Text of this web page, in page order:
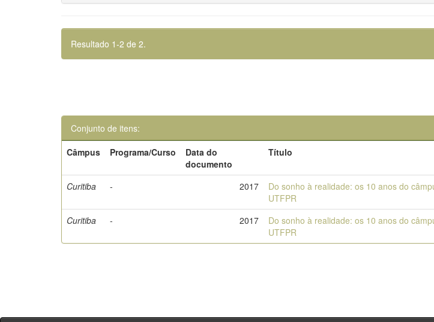
Resultado 1-2 de 2.
Conjunto de itens:
Câmpus
Programa/Curso
Data do
documento
Título
Curitiba - 2017
Do sonho à realidade: os 10 anos do
UTFPR
Curitiba
- 2017
Do sonho à realidade: os 10 anos do
UTFPR